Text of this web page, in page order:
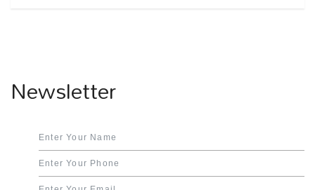
Newsletter